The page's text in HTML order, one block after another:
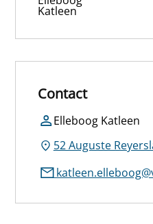
Katleen
Contact
Elleboog Katleen
52 Auguste